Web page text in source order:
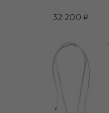
32 200 ₽